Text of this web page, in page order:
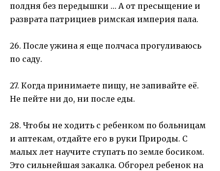
полдня без передышки … А от пресыщение и
разврата патрициев римская империя пала.
26. После ужина я еще полчаса прогуливаюсь
по саду.
27. Когда принимаете пищу, не запивайте её.
Не пейте ни до, ни после еды.
28. Чтобы не ходить с ребенком по больницам
и аптекам, отдайте его в руки Природы. С
малых лет научите ступать по земле босиком.
Это сильнейшая закалка. Обгорел ребенок на